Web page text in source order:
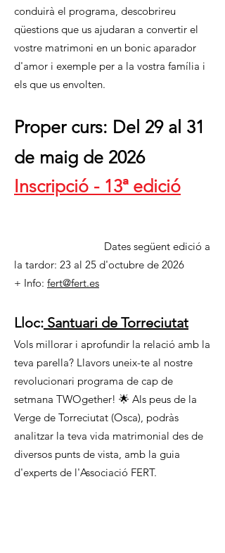
conduirà el programa, descobrireu
qüestions que us ajudaran a convertir el
vostre matrimoni en un bonic aparador
d'amor i exemple per a la vostra família i
els que us envolten.
Proper curs: Del 29 al 31
de maig de 2026
Inscripció - 13ª edició
Dates següent edició a
la tardor: 23 al 25 d'octubre de 2026
+ Info: fert@fert.es
Lloc: Santuari de Torreciutat
Vols millorar i aprofundir la relació amb la
teva parella? Llavors uneix-te al nostre
revolucionari programa de cap de
setmana TWOgether! 🌟 Als peus de la
Verge de Torreciutat (Osca), podràs
analitzar la teva vida matrimonial des de
diversos punts de vista, amb la guia
d'experts de l'Associació FERT.